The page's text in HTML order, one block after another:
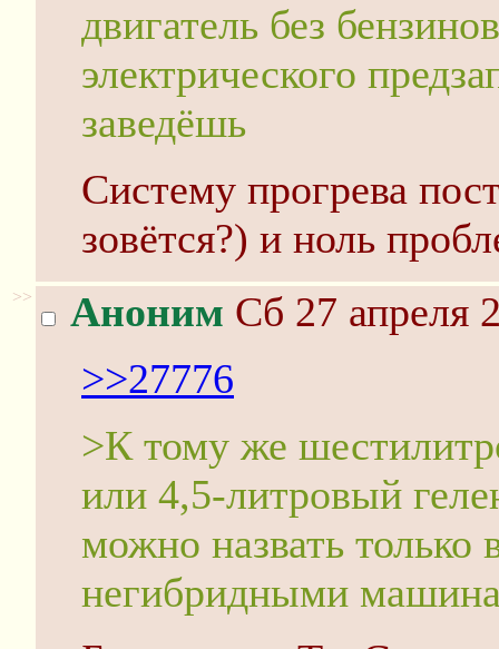
двигатель без
электрического
заведёшь
Систему прогрева
зовётся?) и ноль
>> Аноним Сб 27 апреля
>>27776
>К тому же
или 4,5-литровый
можно назвать только
негибридными